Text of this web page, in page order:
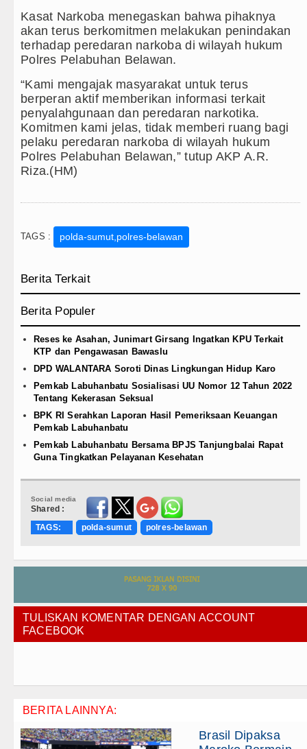
Kasat Narkoba menegaskan bahwa pihaknya
akan terus berkomitmen melakukan penindakan
terhadap peredaran narkoba di wilayah hukum
Polres Pelabuhan Belawan.
“Kami mengajak masyarakat untuk terus
berperan aktif memberikan informasi terkait
penyalahgunaan dan peredaran narkotika.
Komitmen kami jelas, tidak memberi ruang bagi
pelaku peredaran narkoba di wilayah hukum
Polres Pelabuhan Belawan,” tutup AKP A.R.
Riza.(HM)
TAGS : polda-sumut,polres-belawan
Berita Terkait
Berita Populer
Reses ke Asahan, Junimart Girsang Ingatkan KPU Terkait
KTP dan Pengawasan Bawaslu
DPD WALANTARA Soroti Dinas Lingkungan Hidup Karo
Pemkab Labuhanbatu Sosialisasi UU Nomor 12 Tahun 2022
Tentang Kekerasan Seksual
BPK RI Serahkan Laporan Hasil Pemeriksaan Keuangan
Pemkab Labuhanbatu
Pemkab Labuhanbatu Bersama BPJS Tanjungbalai Rapat
Guna Tingkatkan Pelayanan Kesehatan
Social media
Shared :
TAGS:
polda-sumut polres-belawan
TULISKAN KOMENTAR DENGAN ACCOUNT
FACEBOOK
BERITA LAINNYA:
Brasil Dipaksa